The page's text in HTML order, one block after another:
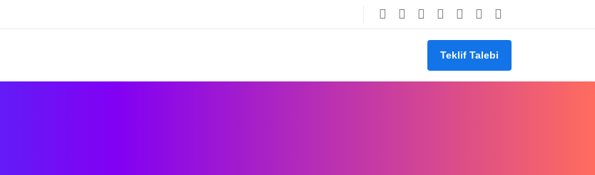
Teklif Talebi